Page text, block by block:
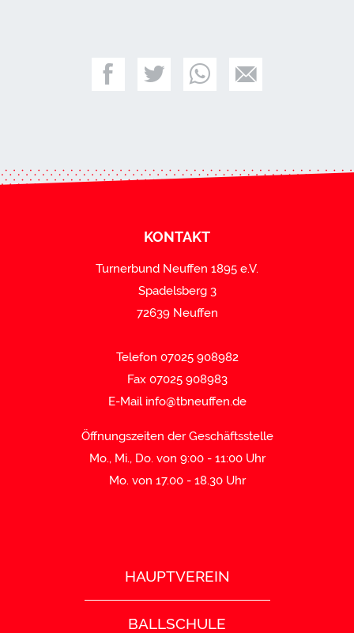
KONTAKT
Turnerbund Neuffen 1895 e.V.
Spadelsberg 3
72639 Neuffen
Telefon 07025 908982
Fax 07025 908983
E-Mail info@tbneuffen.de
Öffnungszeiten der Geschäftsstelle
Mo., Mi., Do. von 9:00 - 11:00 Uhr
Mo. von 17.00 - 18.30 Uhr
HAUPTVEREIN
BALLSCHULE